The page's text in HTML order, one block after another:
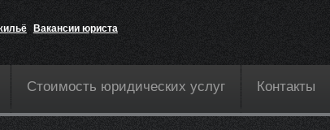
Вакансии юриста
Стоимость юридических услуг Контакты